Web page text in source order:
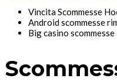
Vincita Scommesse
Android scommesse
Big casino scommesse